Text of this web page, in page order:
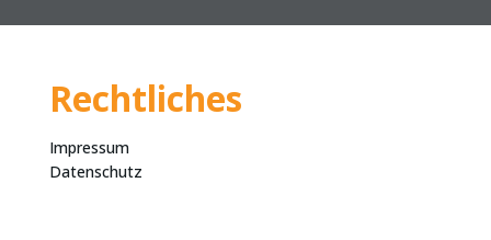
Rechtliches
Impressum
Datenschutz